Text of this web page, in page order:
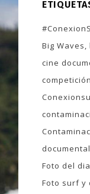
Big Waves
cine
Foto del dia
Foto surf y